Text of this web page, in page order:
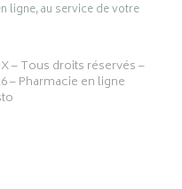
ligne, au service de votre
– Tous droits réservés –
–Pharmacie en ligne